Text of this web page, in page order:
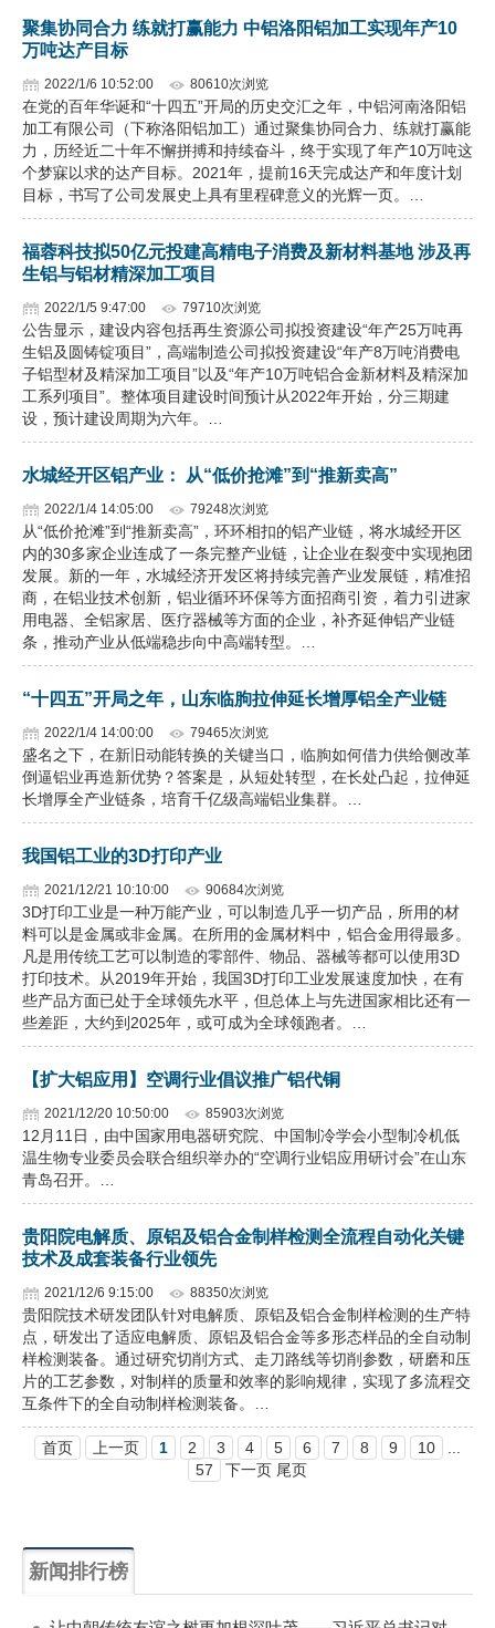
聚集协同合力 练就打赢能力 中铝洛阳铝加工实现年产10
万吨达产目标
2022/1/6 10:52:00 80610次浏览
在党的百年华诞和“十四五”开局的历史交汇之年，中铝河南洛阳铝
加工有限公司（下称洛阳铝加工）通过聚集协同合力、练就打赢能
力，历经近二十年不懈拼搏和持续奋斗，终于实现了年产10万吨这
个梦寐以求的达产目标。2021年，提前16天完成达产和年度计划
目标，书写了公司发展史上具有里程碑意义的光辉一页。…
福蓉科技拟50亿元投建高精电子消费及新材料基地 涉及再
生铝与铝材精深加工项目
2022/1/5 9:47:00 79710次浏览
公告显示，建设内容包括再生资源公司拟投资建设“年产25万吨再
生铝及圆铸锭项目”，高端制造公司拟投资建设“年产8万吨消费电
子铝型材及精深加工项目”以及“年产10万吨铝合金新材料及精深加
工系列项目”。整体项目建设时间预计从2022年开始，分三期建
设，预计建设周期为六年。…
水城经开区铝产业： 从“低价抢滩”到“推新卖高”
2022/1/4 14:05:00 79248次浏览
从“低价抢滩”到“推新卖高”，环环相扣的铝产业链，将水城经开区
内的30多家企业连成了一条完整产业链，让企业在裂变中实现抱团
发展。新的一年，水城经济开发区将持续完善产业发展链，精准招
商，在铝业技术创新，铝业循环环保等方面招商引资，着力引进家
用电器、全铝家居、医疗器械等方面的企业，补齐延伸铝产业链
条，推动产业从低端稳步向中高端转型。…
“十四五”开局之年，山东临朐拉伸延长增厚铝全产业链
2022/1/4 14:00:00 79465次浏览
盛名之下，在新旧动能转换的关键当口，临朐如何借力供给侧改革
倒逼铝业再造新优势？答案是，从短处转型，在长处凸起，拉伸延
长增厚全产业链条，培育千亿级高端铝业集群。…
我国铝工业的3D打印产业
2021/12/21 10:10:00 90684次浏览
3D打印工业是一种万能产业，可以制造几乎一切产品，所用的材
料可以是金属或非金属。在所用的金属材料中，铝合金用得最多。
凡是用传统工艺可以制造的零部件、物品、器械等都可以使用3D
打印技术。从2019年开始，我国3D打印工业发展速度加快，在有
些产品方面已处于全球领先水平，但总体上与先进国家相比还有一
些差距，大约到2025年，或可成为全球领跑者。…
【扩大铝应用】空调行业倡议推广铝代铜
2021/12/20 10:50:00 85903次浏览
12月11日，由中国家用电器研究院、中国制冷学会小型制冷机低
温生物专业委员会联合组织举办的“空调行业铝应用研讨会”在山东
青岛召开。…
贵阳院电解质、原铝及铝合金制样检测全流程自动化关键
技术及成套装备行业领先
2021/12/6 9:15:00 88350次浏览
贵阳院技术研发团队针对电解质、原铝及铝合金制样检测的生产特
点，研发出了适应电解质、原铝及铝合金等多形态样品的全自动制
样检测装备。通过研究切削方式、走刀路线等切削参数，研磨和压
片的工艺参数，对制样的质量和效率的影响规律，实现了多流程交
互条件下的全自动制样检测装备。…
首页 上一页 1 2 3 4 5 6 7 8 9 10
57
下一页 尾页
新闻排行榜